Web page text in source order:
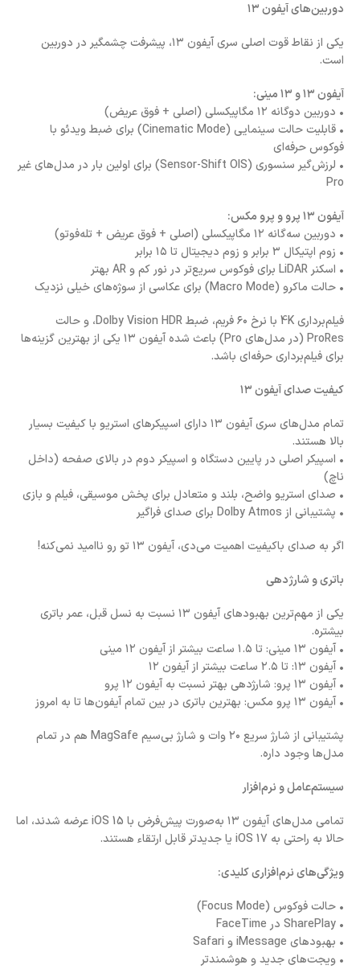
دوربین‌های آیفون ۱۳
یکی از نقاط قوت اصلی سری آیفون ۱۳، پیشرفت چشمگیر در دوربین
است.
آیفون ۱۳ و ۱۳ مینی:
• دوربین دوگانه ۱۲ مگاپیکسلی (اصلی + فوق عریض)
• قابلیت حالت سینمایی (Cinematic Mode) برای ضبط ویدئو با
فوکوس حرفه‌ای
• لرزش‌گیر سنسوری (Sensor-Shift OIS) برای اولین بار در مدل‌های غیر
Pro
آیفون ۱۳ پرو و پرو مکس:
• دوربین سه‌گانه ۱۲ مگاپیکسلی (اصلی + فوق عریض + تله‌فوتو)
• زوم اپتیکال ۳ برابر و زوم دیجیتال تا ۱۵ برابر
• اسکنر LiDAR برای فوکوس سریع‌تر در نور کم و AR بهتر
• حالت ماکرو (Macro Mode) برای عکاسی از سوژه‌های خیلی نزدیک
فیلم‌برداری 4K با نرخ ۶۰ فریم، ضبط Dolby Vision HDR، و حالت
ProRes (در مدل‌های Pro) باعث شده آیفون ۱۳ یکی از بهترین گزینه‌ها
برای فیلم‌برداری حرفه‌ای باشد.
کیفیت صدای آیفون ۱۳
تمام مدل‌های سری آیفون ۱۳ دارای اسپیکرهای استریو با کیفیت بسیار
بالا هستند.
• اسپیکر اصلی در پایین دستگاه و اسپیکر دوم در بالای صفحه (داخل
ناچ)
• صدای استریو واضح، بلند و متعادل برای پخش موسیقی، فیلم و بازی
• پشتیبانی از Dolby Atmos برای صدای فراگیر
اگر به صدای باکیفیت اهمیت می‌دی، آیفون ۱۳ تو رو ناامید نمی‌کنه!
باتری و شارژدهی
یکی از مهم‌ترین بهبودهای آیفون ۱۳ نسبت به نسل قبل، عمر باتری
بیشتره.
• آیفون ۱۳ مینی: تا ۱.۵ ساعت بیشتر از آیفون ۱۲ مینی
• آیفون ۱۳: تا ۲.۵ ساعت بیشتر از آیفون ۱۲
• آیفون ۱۳ پرو: شارژدهی بهتر نسبت به آیفون ۱۲ پرو
• آیفون ۱۳ پرو مکس: بهترین باتری در بین تمام آیفون‌ها تا به امروز
پشتیبانی از شارژ سریع ۲۰ وات و شارژ بی‌سیم MagSafe هم در تمام
مدل‌ها وجود داره.
سیستم‌عامل و نرم‌افزار
تمامی مدل‌های آیفون ۱۳ به‌صورت پیش‌فرض با iOS 15 عرضه شدند، اما
حالا به راحتی به iOS 17 یا جدیدتر قابل ارتقاء هستند.
ویژگی‌های نرم‌افزاری کلیدی:
• حالت فوکوس (Focus Mode)
• SharePlay در FaceTime
• بهبودهای iMessage و Safari
• ویجت‌های جدید و هوشمندتر